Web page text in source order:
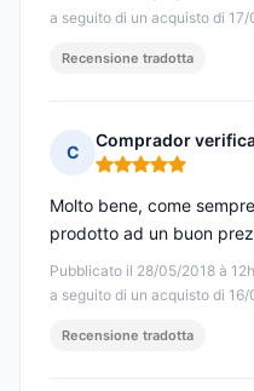
a seguito di un acquisto di
Recensione tradotta
C
Comprador
Nota: 5 su 5
Pubblicato il 28/05/2018 à
a seguito di un acquisto di
Molto bene, come
prodotto ad un buon
Recensione tradotta